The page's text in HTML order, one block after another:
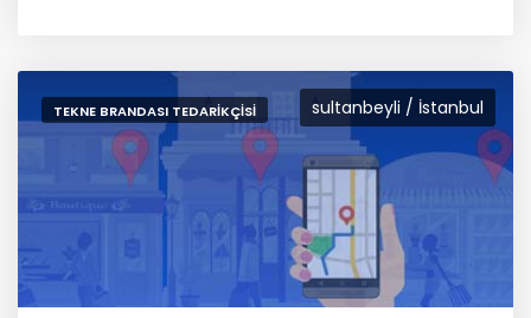
sultanbeyli / İstanbul
TEKNE BRANDASI TEDARIKÇISI